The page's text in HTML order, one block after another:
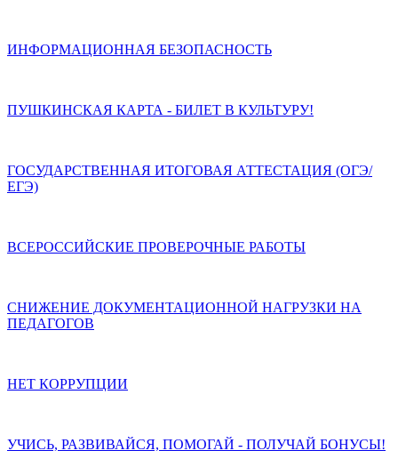
ИНФОРМАЦИОННАЯ БЕЗОПАСНОСТЬ
ПУШКИНСКАЯ КАРТА - БИЛЕТ В КУЛЬТУРУ!
ГОСУДАРСТВЕННАЯ ИТОГОВАЯ АТТЕСТАЦИЯ (ОГЭ/
ЕГЭ)
ВСЕРОССИЙСКИЕ ПРОВЕРОЧНЫЕ РАБОТЫ
СНИЖЕНИЕ ДОКУМЕНТАЦИОННОЙ НАГРУЗКИ НА
ПЕДАГОГОВ
НЕТ КОРРУПЦИИ
УЧИСЬ, РАЗВИВАЙСЯ, ПОМОГАЙ - ПОЛУЧАЙ БОНУСЫ!